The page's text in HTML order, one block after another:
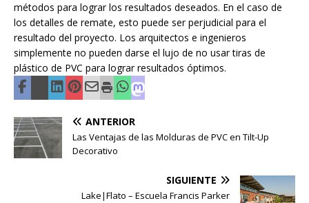
métodos para lograr los resultados deseados. En el caso de
los detalles de remate, esto puede ser perjudicial para el
resultado del proyecto. Los arquitectos e ingenieros
simplemente no pueden darse el lujo de no usar tiras de
plástico de PVC para lograr resultados óptimos.
ANTERIOR
Las Ventajas de las Molduras de PVC en Tilt-Up
Decorativo
SIGUIENTE
Lake|Flato – Escuela Francis Parker